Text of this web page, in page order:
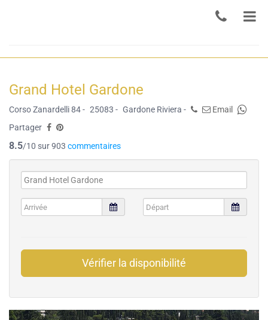
Grand Hotel Gardone
Corso Zanardelli 84 - 25083 - Gardone Riviera -
Email
Partager
8.5/10 sur 903 commentaires
Vérifier la disponibilité